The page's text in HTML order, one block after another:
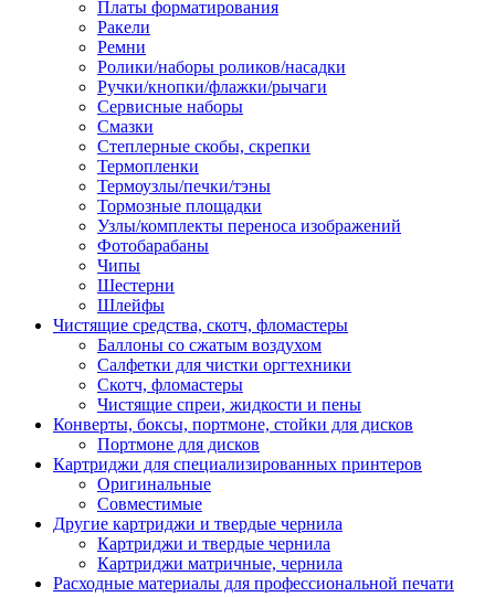
Анкер болтовой
Болт анкерный
Болт с т-образной головкой
Болт с шестигранной головкой
Винт с кольцом
Гайка длинная
Гайка скользящая
Гайка стопорная
Лента монтажная
Основание монтажное для
стяжек и элементов
Растворитель
Саморез
Саморез по дереву
Скоба такелажная, шакл
Стержень резьбовой
Хомут резьбовой u-образной
(стремянка)
Шайба
Шпилька резьбовая
Платы форматирования
Ракели
Ремни
Ролики/наборы роликов/насадки
Ручки/кнопки/флажки/рычаги
Сервисные наборы
Смазки
Степлерные скобы, скрепки
Термопленки
Термоузлы/печки/тэны
Тормозные площадки
Узлы/комплекты переноса изображений
Фотобарабаны
Чипы
Шестерни
Шлейфы
Чистящие средства, скотч, фломастеры
Баллоны со сжатым воздухом
Салфетки для чистки оргтехники
Скотч, фломастеры
Чистящие спреи, жидкости и пены
Конверты, боксы, портмоне, стойки для дисков
Портмоне для дисков
Картриджи для специализированных принтеров
Оригинальные
Совместимые
Другие картриджи и твердые чернила
Картриджи и твердые чернила
Картриджи матричные, чернила
Расходные материалы для профессиональной печати